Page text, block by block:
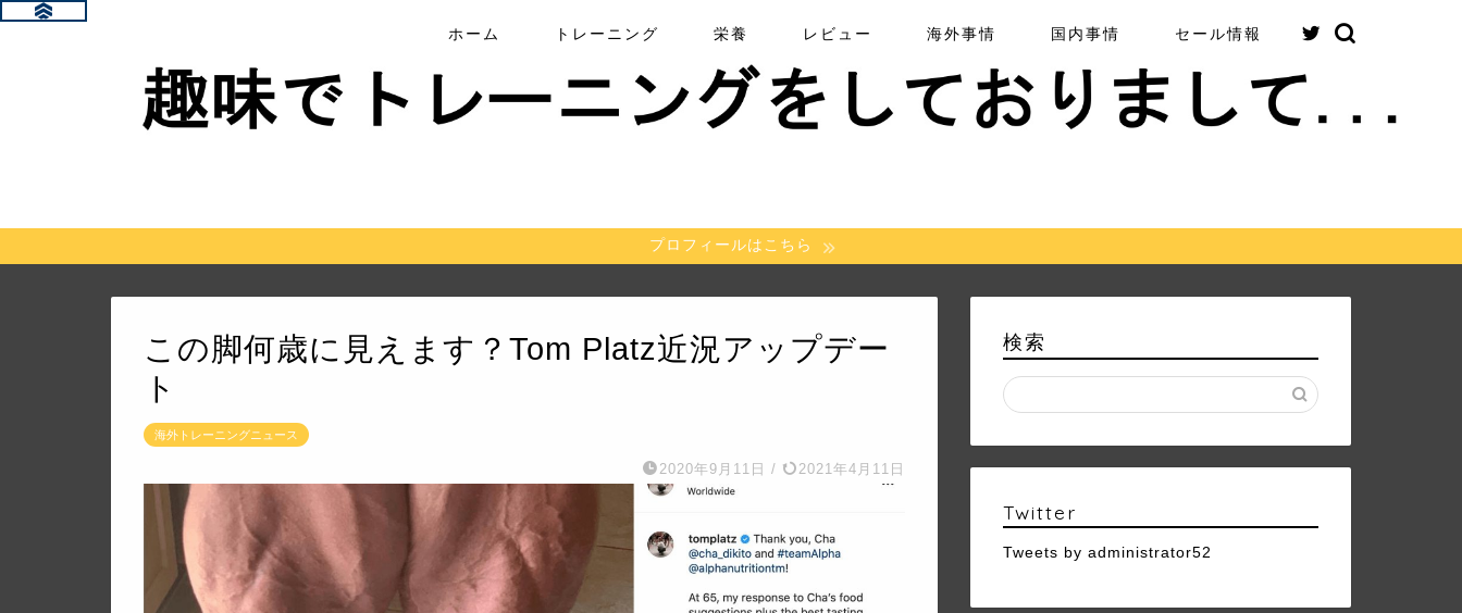
ホーム トレーニング 栄養 レビュー 海外事情 国内事情 セール情報
プロフィールはこちら
この脚何歳に見えます？Tom Platz近況アップデー
ト
海外トレーニングニュース
2020年9月11日 / 2021年4月11日
検索
Twitter
Tweets by administrator52